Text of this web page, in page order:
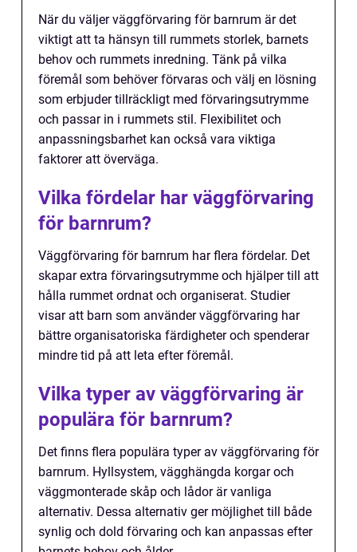
När du väljer väggförvaring för barnrum är det
viktigt att ta hänsyn till rummets storlek, barnets
behov och rummets inredning. Tänk på vilka
föremål som behöver förvaras och välj en lösning
som erbjuder tillräckligt med förvaringsutrymme
och passar in i rummets stil. Flexibilitet och
anpassningsbarhet kan också vara viktiga
faktorer att överväga.
Vilka fördelar har väggförvaring
för barnrum?
Väggförvaring för barnrum har flera fördelar. Det
skapar extra förvaringsutrymme och hjälper till att
hålla rummet ordnat och organiserat. Studier
visar att barn som använder väggförvaring har
bättre organisatoriska färdigheter och spenderar
mindre tid på att leta efter föremål.
Vilka typer av väggförvaring är
populära för barnrum?
Det finns flera populära typer av väggförvaring för
barnrum. Hyllsystem, vägghängda korgar och
väggmonterade skåp och lådor är vanliga
alternativ. Dessa alternativ ger möjlighet till både
synlig och dold förvaring och kan anpassas efter